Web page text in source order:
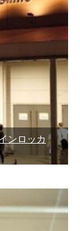
ンロッカ